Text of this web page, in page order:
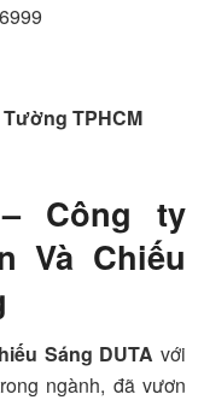
TPHCM
Công ty
Và Chiếu
Sáng DUTA với
ngành, đã vươn